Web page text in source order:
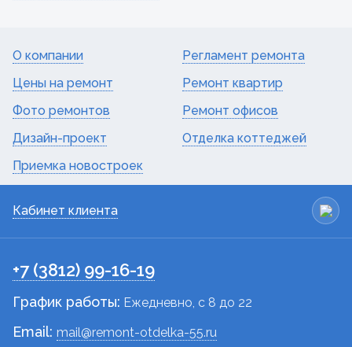
О компании
Цены на ремонт
Фото ремонтов
Дизайн-проект
Приемка новостроек
Регламент ремонта
Ремонт квартир
Ремонт офисов
Отделка коттеджей
Кабинет клиента
+7 (3812) 99-16-19
График работы: Ежедневно, c 8 до 22
Email: mail@remont-otdelka-55.ru